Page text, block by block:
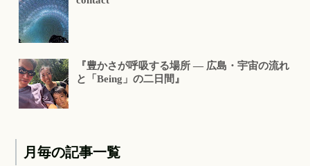
『豊かさが呼吸する場所 ― 広島・宇宙の流れ
と「Being」の二日間』
月毎の記事一覧